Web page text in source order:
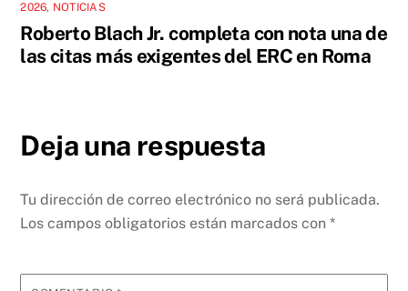
2026, NOTICIAS
Roberto Blach Jr. completa con nota una de
las citas más exigentes del ERC en Roma
Deja una respuesta
Tu dirección de correo electrónico no será publicada.
Los campos obligatorios están marcados con*